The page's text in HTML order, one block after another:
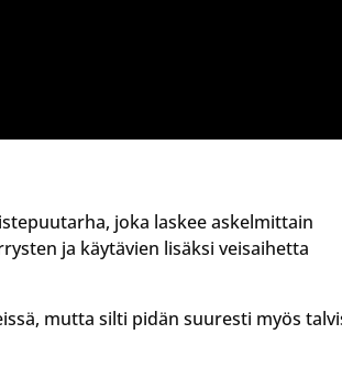
joka laskee askelmittain
ja käytävien lisäksi veisaihetta
mutta silti pidän suuresti myös